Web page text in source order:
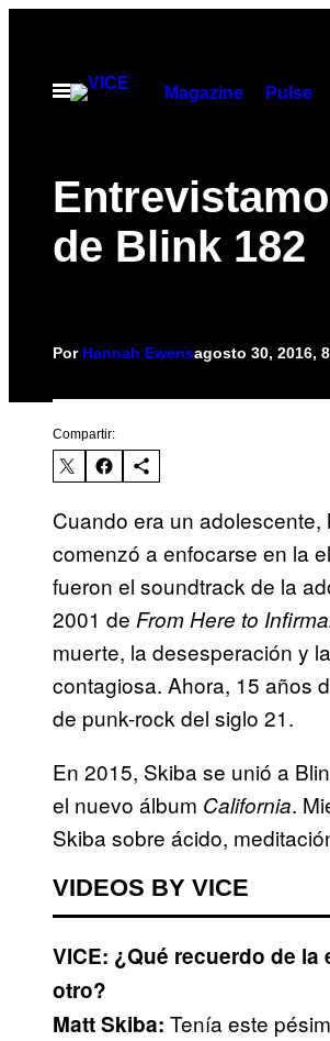
contenido
Abrir
Magazine Pulse
de Blink 182
Por Hannah Ewensagosto 30, 2016,
Compartir:
Cuando era un
comenzó a enfocarse en la
fueron el soundtrack de la
2001 de From Here to
muerte, la desesperación y
contagiosa. Ahora, 15 años
de punk-rock del siglo 21.
En 2015, Skiba se unió a
el nuevo álbum California.
Skiba sobre ácido,
VIDEOS BY VICE
VICE: ¿Qué recuerdo de
otro?
Matt Skiba: Tenía este